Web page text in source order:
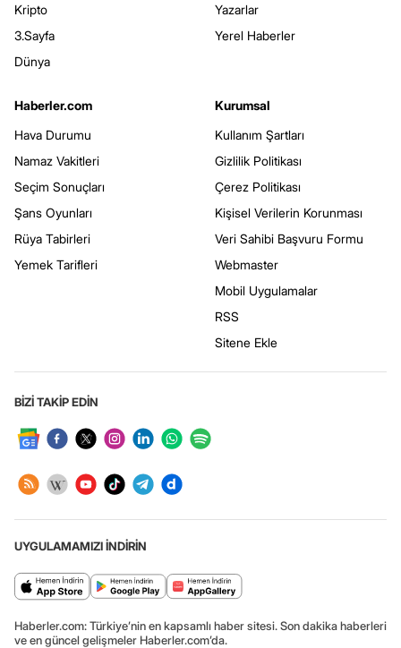
Kripto
3.Sayfa
Dünya
Yazarlar
Yerel Haberler
Haberler.com
Hava Durumu
Namaz Vakitleri
Seçim Sonuçları
Şans Oyunları
Rüya Tabirleri
Yemek Tarifleri
Kurumsal
Kullanım Şartları
Gizlilik Politikası
Çerez Politikası
Kişisel Verilerin Korunması
Veri Sahibi Başvuru Formu
Webmaster
Mobil Uygulamalar
RSS
Sitene Ekle
BİZİ TAKİP EDİN
UYGULAMAMIZI İNDİRİN
Haberler.com: Türkiye’nin en kapsamlı haber sitesi. Son dakika haberleri
ve en güncel gelişmeler Haberler.com’da.